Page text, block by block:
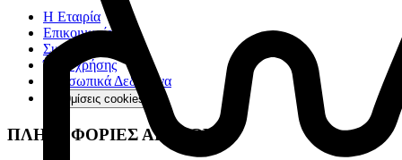
Η Εταιρία
Επικοινωνία
Συχνές ερωτήσεις
Όροι χρήσης
Προσωπικά Δεδομένα
Ρυθμίσεις cookies
ΠΛΗΡΟΦΟΡΙΕΣ ΑΓΟΡΩΝ